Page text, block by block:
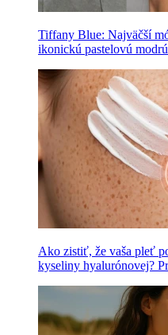
Tiffany Blue: Najväčší
ikonickú pastelovú
Ako zistiť, že vaša pleť
kyseliny hyalurónovej?